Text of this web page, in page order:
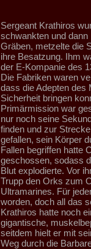
Sergeant Krathiros
schwankten und
Gräben, metzelte die
ihre Besatzung. Ihm
der E-Kompanie des
Die Fabriken waren
dass die Adepten des
Sicherheit bringen
Primärmission war
nur noch seine
finden und zur
gefallen, sein Körper
Fallen begriffen hatte
geschossen, sodass
Blut explodierte. Vor
Trupp den Orks zum
Ultramarines. Für
worden, doch all das
Krathiros hatte noch
gigantische,
seitdem hielt er mit
Weg durch die